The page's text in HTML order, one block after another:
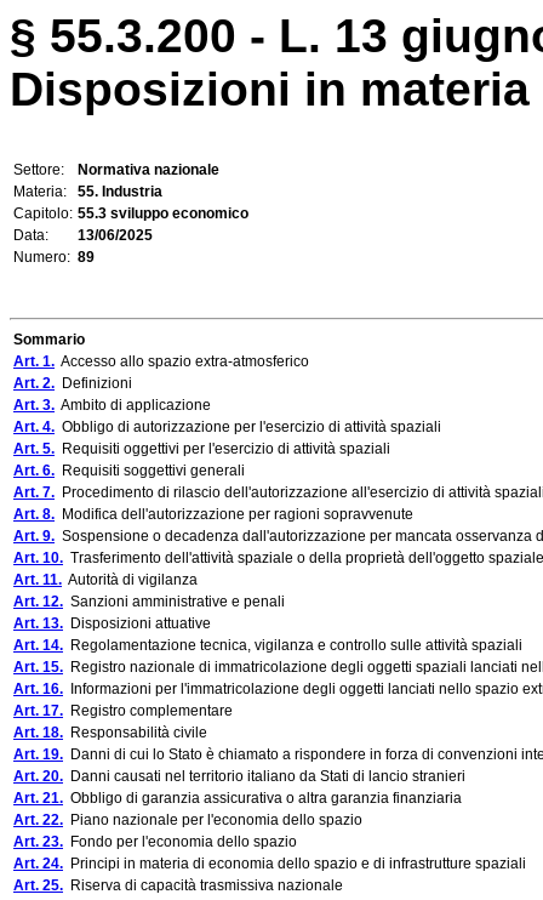
§ 55.3.200 - L. 13
Disposizioni in
Settore:
Normativa nazionale
Materia:
55. Industria
Capitolo: 55.3 sviluppo economico
Data:
13/06/2025
Numero: 89
Sommario
Art. 1. Accesso allo spazio extra-atmosferico
Art. 2. Definizioni
Art. 3. Ambito di applicazione
Art. 4. Obbligo di autorizzazione per l'esercizio di attività spaziali
Art. 5. Requisiti oggettivi per l'esercizio di attività spaziali
Art. 6. Requisiti soggettivi generali
Art. 7. Procedimento di rilascio dell'autorizzazione all'esercizio di attività
Art. 8. Modifica dell'autorizzazione per ragioni sopravvenute
Art. 9. Sospensione o decadenza dall'autorizzazione per mancata osservanza
Art. 10. Trasferimento dell'attività spaziale o della proprietà dell'oggetto spaziale
Art. 11. Autorità di vigilanza
Art. 12. Sanzioni amministrative e penali
Art. 13. Disposizioni attuative
Art. 14. Regolamentazione tecnica, vigilanza e controllo sulle attività spaziali
Art. 15. Registro nazionale di immatricolazione degli oggetti spaziali lanciati
Art. 16. Informazioni per l'immatricolazione degli oggetti lanciati nello spazio
Art. 17. Registro complementare
Art. 18. Responsabilità civile
Art. 19. Danni di cui lo Stato è chiamato a rispondere in forza di convenzioni
Art. 20. Danni causati nel territorio italiano da Stati di lancio stranieri
Art. 21. Obbligo di garanzia assicurativa o altra garanzia finanziaria
Art. 22. Piano nazionale per l'economia dello spazio
Art. 23. Fondo per l'economia dello spazio
Art. 24. Principi in materia di economia dello spazio e di infrastrutture spaziali
Art. 25. Riserva di capacità trasmissiva nazionale